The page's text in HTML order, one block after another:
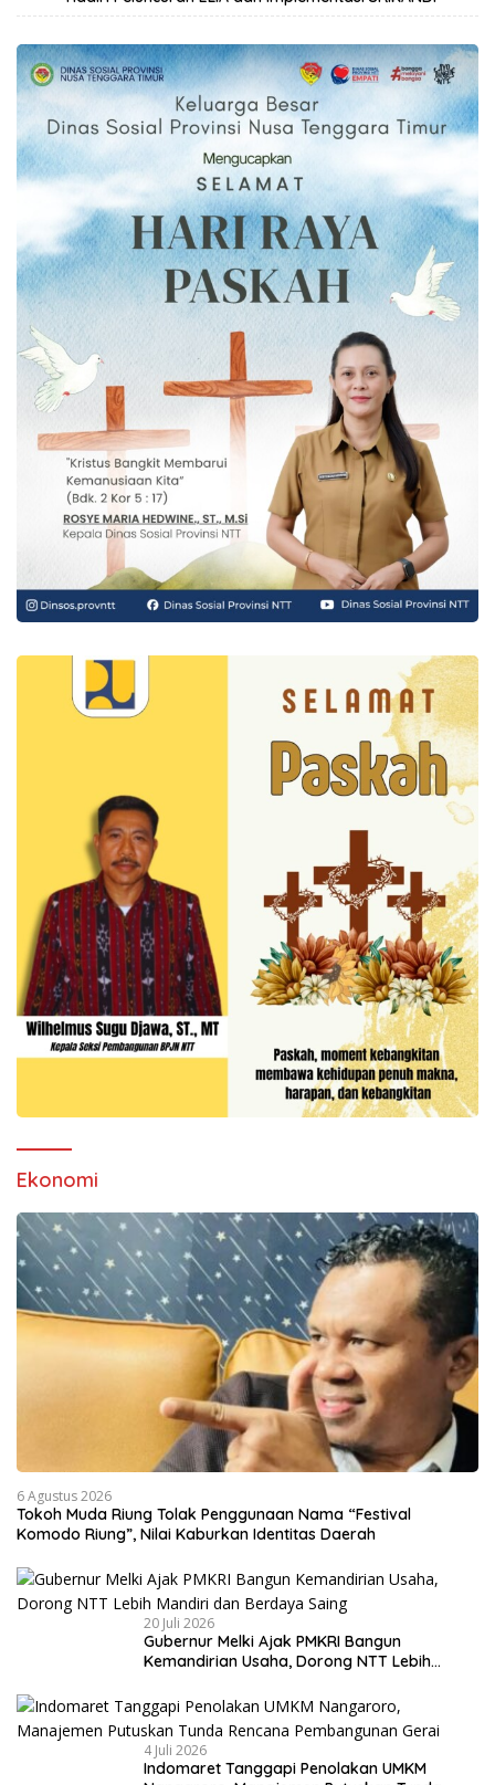
Ekonomi
6 Agustus 2026
Tokoh Muda Riung Tolak Penggunaan Nama “Festival
Komodo Riung”, Nilai Kaburkan Identitas Daerah
20 Juli 2026
Gubernur Melki Ajak PMKRI Bangun
Kemandirian Usaha, Dorong NTT Lebih
4 Juli 2026
Indomaret Tanggapi Penolakan UMKM